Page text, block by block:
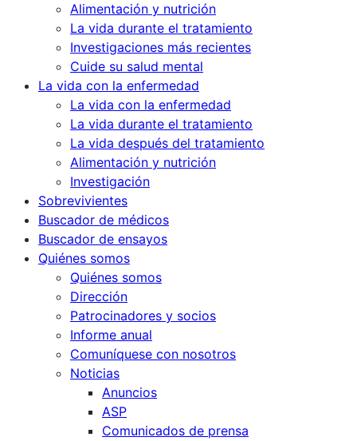
Alimentación y nutrición
La vida durante el tratamiento
Investigaciones más recientes
Cuide su salud mental
La vida con la enfermedad
La vida con la enfermedad
La vida durante el tratamiento
La vida después del tratamiento
Alimentación y nutrición
Investigación
Sobrevivientes
Buscador de médicos
Buscador de ensayos
Quiénes somos
Quiénes somos
Dirección
Patrocinadores y socios
Informe anual
Comuníquese con nosotros
Noticias
Anuncios
ASP
Comunicados de prensa